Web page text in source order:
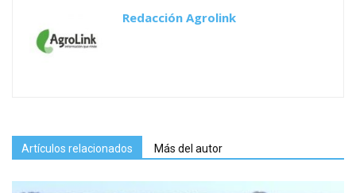
Redacción Agrolink
Artículos relacionados Más del autor